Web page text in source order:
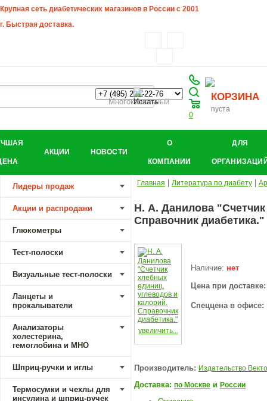
Крупная сеть диабетических магазинов в России с 2001
г. Быстрая доставка.
Многоканальный
0
КОРЗИНА
пуста
АКЦИИ НОВОСТИ
О
КОМПАНИИ
ДЛЯ
Лидеры продаж
Акции и распродажи
Глюкометры
Тест-полоски
Визуальные тест-полоски
Ланцеты и
прокалыватели
Анализаторы
холестерина,
гемоглобина и МНО
Шприц-ручки и иглы
Термосумки и чехлы для
инсулина и шприц-ручек
Главная Литература по диабету
Н. А. Данилова
Справочник диабетика."
увеличить...
Наличие: нет
Цена при
Спеццена в офисе:
Производитель: Издательство
Доставка: по Москве и России